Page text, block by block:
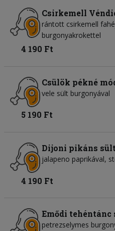
Csirkemell
rántott csirkemell
burgonyakrokettel
4 190 Ft
Csülök pékné
vele sült burgonyával
5 190 Ft
Dijoni pikáns
jalapeno paprikával,
4 190 Ft
Emődi tehéntánc
petrezselymes